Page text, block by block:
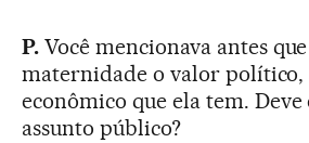
P.Você mencionava antes
maternidade o valor político,
econômico que ela tem.
assunto público?